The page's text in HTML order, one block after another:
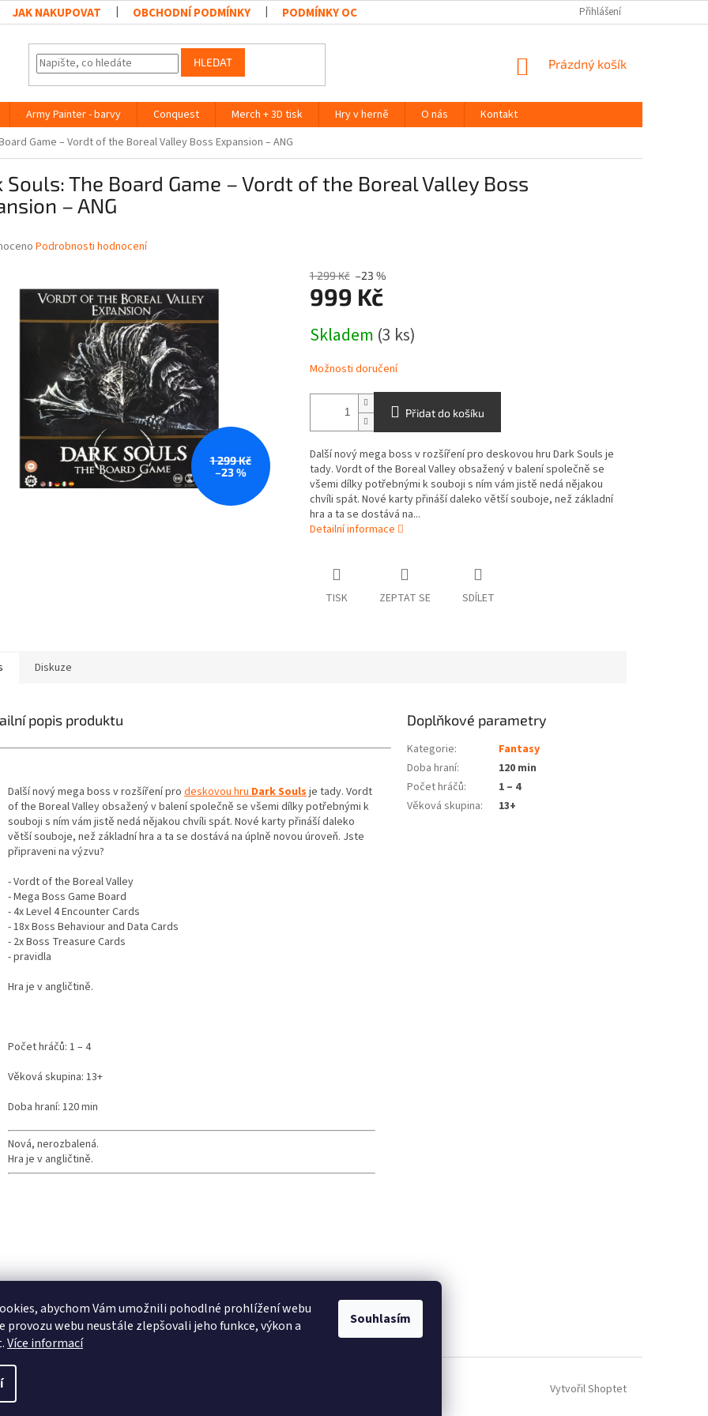
abychom Vám umožnili pohodlné prohlížení webu
provozu webu neustále zlepšovali jeho funkce, výkon a
Více informací
Souhlasím
JAK NAKUPOVAT OBCHODNÍ PODMÍNKY PODMÍNKY OCHRANY OSOBNÍCH ÚDAJŮ Přihlášení
HLEDAT
NÁKUPNÍ
Prázdný košík
Army Painter - barvy Conquest Merch + 3D tisk Hry v herně O nás
Kontakt
Game – Vordt of the Boreal Valley Boss Expansion – ANG
Souls: The Board Game – Vordt of the Boreal Valley Boss
– ANG
Podrobnosti hodnocení
1 299 Kč
–23 %
1 299 Kč –23 %
999 Kč
cena:
Skladem (3 ks)
Možnosti doručení
Přidat do košíku
Další nový mega boss v rozšíření pro deskovou hru Dark Souls je
tady. Vordt of the Boreal Valley obsažený v balení společně se
všemi dílky potřebnými k souboji s ním vám jistě nedá nějakou
chvíli spát. Nové karty přináší daleko větší souboje, než základní
hra a ta se dostává na...
Detailní informace
TISK ZEPTAT SE SDÍLET
Diskuze
popis produktu
Další nový mega boss v rozšíření pro deskovou hruDark Soulsje tady. Vordt
of the Boreal Valley obsažený v balení společně se všemi dílky potřebnými k
souboji s ním vám jistě nedá nějakou chvíli spát. Nové karty přináší daleko
větší souboje, než základní hra a ta se dostává na úplně novou úroveň. Jste
připraveni na výzvu?
- Vordt of the Boreal Valley
- Mega Boss Game Board
- 4x Level 4 Encounter Cards
- 18x Boss Behaviour and Data Cards
- 2x Boss Treasure Cards
- pravidla
Hra je v angličtině.
Počet hráčů: 1 – 4
Věková skupina: 13+
Doba hraní: 120 min
Nová, nerozbalená.
Hra je v angličtině.
Doplňkové parametry
Kategorie:
Fantasy
Doba hraní:
120 min
Počet hráčů:
1 – 4
Věková skupina: 13+
Vytvořil Shoptet